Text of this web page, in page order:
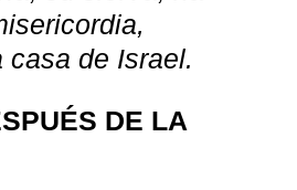
casa de Israel.
DE LA